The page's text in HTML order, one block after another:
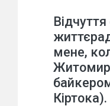
мене,
Кіртока).